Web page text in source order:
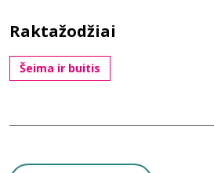
Raktažodžiai
Šeima ir buitis